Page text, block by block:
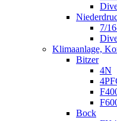
7/
Klimaanlage,
Bitzer
4N
Bock